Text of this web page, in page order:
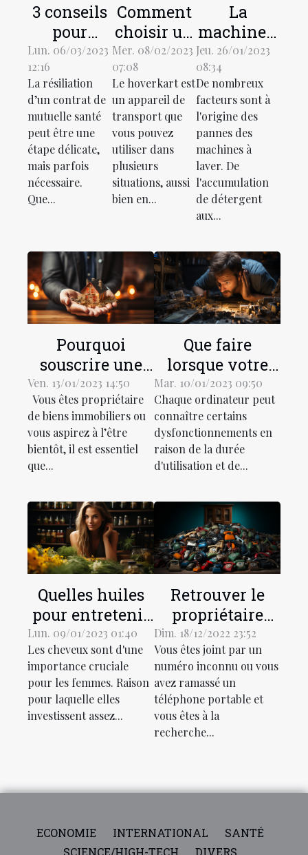
3 conseils
pour
résilier à
un contrat
de
mutuelle
santé
Lun. 06/03/2023
12:16
La résiliation
d’un contrat de
mutuelle santé
peut être une
étape délicate,
mais parfois
nécessaire.
Que...
Comment
choisir un
hoverkart
terrain ?
Mer. 08/02/2023
07:08
Le hoverkart est
un appareil de
transport que
vous pouvez
utiliser dans
plusieurs
situations, aussi
bien en...
La
machine à
laver :
pourquoi
tombe-t-
elle en
panne ?
Jeu. 26/01/2023
08:34
De nombreux
facteurs sont à
l'origine des
pannes des
machines à
laver. De
l'accumulation
de détergent
aux...
Pourquoi
souscrire une
assurance de
location pour
votre propriété ?
Ven. 13/01/2023 14:50
Vous êtes propriétaire
de biens immobiliers ou
vous aspirez à l’être
bientôt, il est essentiel
que...
Que faire
lorsque votre
ordinateur est
lent?
Mar. 10/01/2023 09:50
Chaque ordinateur peut
connaître certains
dysfonctionnements en
raison de la durée
d'utilisation et de...
Quelles huiles
pour entretenir
les cheveux fins
et ceux qui sont
secs ?
Lun. 09/01/2023 01:40
Les cheveux sont d'une
importance cruciale
pour les femmes. Raison
pour laquelle elles
investissent assez...
Retrouver le
propriétaire
d'un numéro de
téléphone :
comment
procéder ?
Dim. 18/12/2022 23:52
Vous êtes joint par un
numéro inconnu ou vous
avez ramassé un
téléphone portable et
vous êtes à la
recherche...
ECONOMIE INTERNATIONAL
SANTÉ
SCIENCE/HIGH-TECH
DIVERS